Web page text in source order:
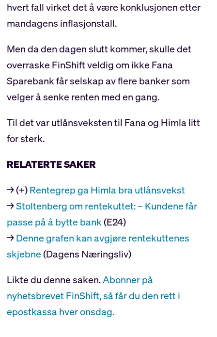
hvert fall virket det å være konklusjonen etter
mandagens inflasjonstall.
Men da den dagen slutt kommer, skulle det
overraske FinShift veldig om ikke Fana
Sparebank får selskap av flere banker som
velger å senke renten med en gang.
Til det var utlånsveksten til Fana og Himla litt
for sterk.
RELATERTE SAKER
→ (+)Rentegrep ga Himla bra utlånsvekst
→Stoltenberg om rentekuttet: – Kundene får
passe på å bytte bank(E24)
→Denne grafen kan avgjøre rentekuttenes
skjebne(Dagens Næringsliv)
Likte du denne saken.Abonner på
nyhetsbrevet FinShift, så får du den rett i
epostkassa hver onsdag.